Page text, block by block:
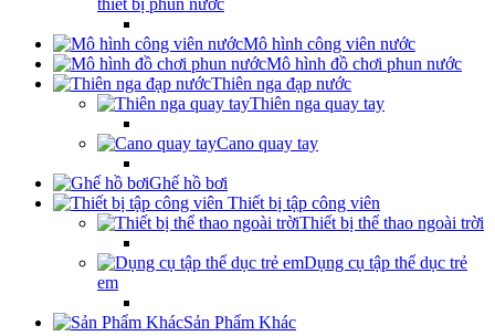
Mô hình công viên nước
Mô hình đồ chơi phun nước
Thiên nga đạp nước
Thiên nga quay tay
Cano quay tay
Ghế hồ bơi
Thiết bị tập công viên
Thiết bị thể thao ngoài trời
Dụng cụ tập thể dục trẻ
em
Sản Phẩm Khác